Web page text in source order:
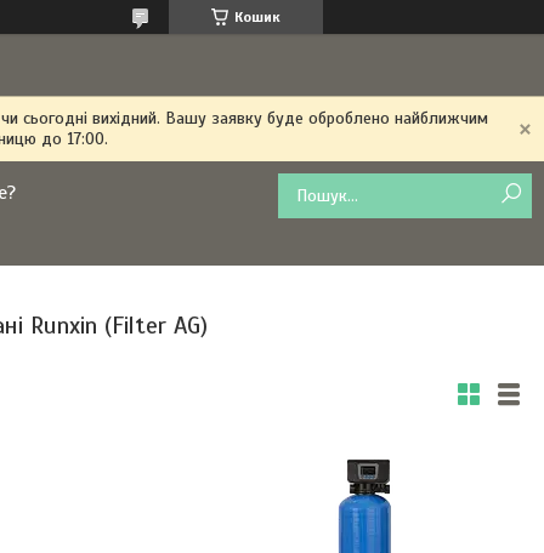
Кошик
сьогодні вихідний. Вашу заявку буде оброблено найближчим
до 17:00.
Runxin (Filter AG)